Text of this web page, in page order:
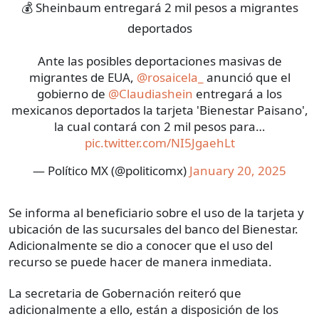
💰 Sheinbaum entregará 2 mil pesos a migrantes
deportados
Ante las posibles deportaciones masivas de
migrantes de EUA, @rosaicela_ anunció que el
gobierno de @Claudiashein entregará a los
mexicanos deportados la tarjeta 'Bienestar Paisano',
la cual contará con 2 mil pesos para…
pic.twitter.com/NI5JgaehLt
— Político MX (@politicomx) January 20, 2025
Se informa al beneficiario sobre el uso de la tarjeta y
ubicación de las sucursales del banco del Bienestar.
Adicionalmente se dio a conocer que el uso del
recurso se puede hacer de manera inmediata.
La secretaria de Gobernación reiteró que
adicionalmente a ello, están a disposición de los